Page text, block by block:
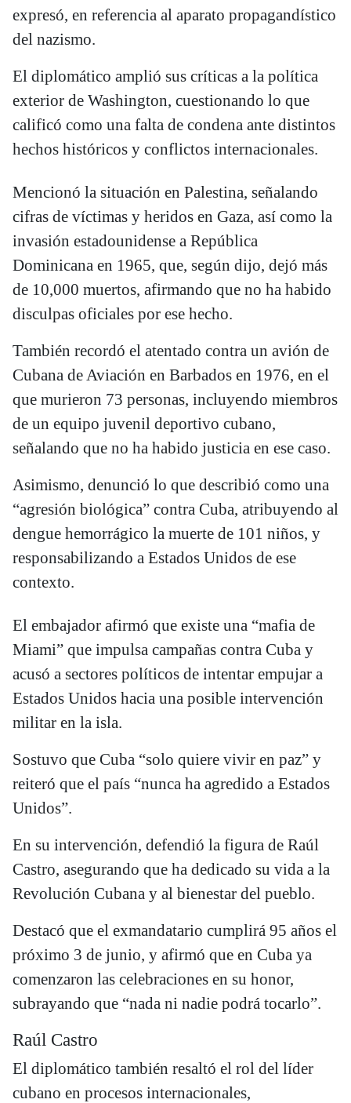
expresó, en referencia al aparato propagandístico
del nazismo.
El diplomático amplió sus críticas a la política
exterior de Washington, cuestionando lo que
calificó como una falta de condena ante distintos
hechos históricos y conflictos internacionales.
Mencionó la situación en Palestina, señalando
cifras de víctimas y heridos en Gaza, así como la
invasión estadounidense a República
Dominicana en 1965, que, según dijo, dejó más
de 10,000 muertos, afirmando que no ha habido
disculpas oficiales por ese hecho.
También recordó el atentado contra un avión de
Cubana de Aviación en Barbados en 1976, en el
que murieron 73 personas, incluyendo miembros
de un equipo juvenil deportivo cubano,
señalando que no ha habido justicia en ese caso.
Asimismo, denunció lo que describió como una
“agresión biológica” contra Cuba, atribuyendo al
dengue hemorrágico la muerte de 101 niños, y
responsabilizando a Estados Unidos de ese
contexto.
El embajador afirmó que existe una “mafia de
Miami” que impulsa campañas contra Cuba y
acusó a sectores políticos de intentar empujar a
Estados Unidos hacia una posible intervención
militar en la isla.
Sostuvo que Cuba “solo quiere vivir en paz” y
reiteró que el país “nunca ha agredido a Estados
Unidos”.
En su intervención, defendió la figura de Raúl
Castro, asegurando que ha dedicado su vida a la
Revolución Cubana y al bienestar del pueblo.
Destacó que el exmandatario cumplirá 95 años el
próximo 3 de junio, y afirmó que en Cuba ya
comenzaron las celebraciones en su honor,
subrayando que “nada ni nadie podrá tocarlo”.
Raúl Castro
El diplomático también resaltó el rol del líder
cubano en procesos internacionales,